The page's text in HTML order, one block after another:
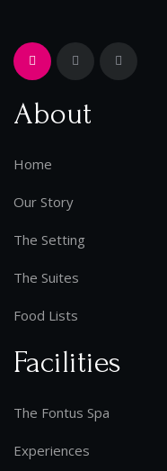
About
Home
Our Story
The Setting
The Suites
Food Lists
Facilities
The Fontus Spa
Experiences